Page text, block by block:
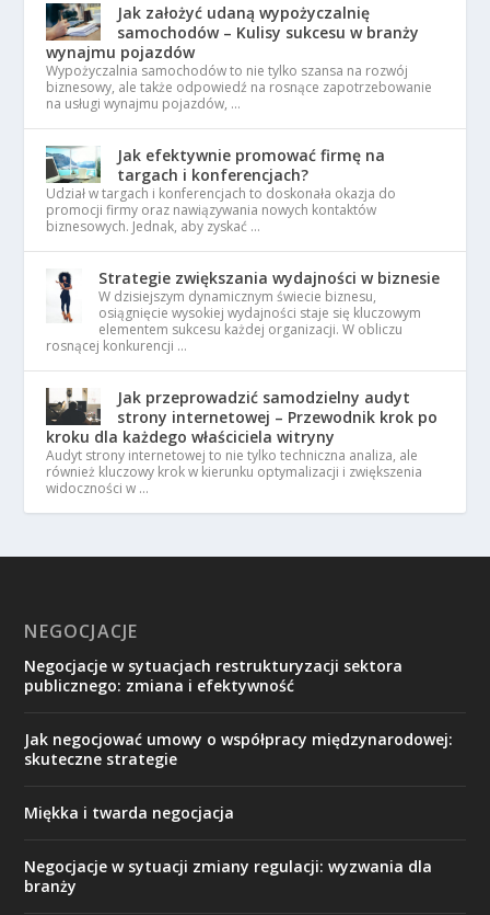
Jak założyć udaną wypożyczalnię
samochodów – Kulisy sukcesu w branży
wynajmu pojazdów
Wypożyczalnia samochodów to nie tylko szansa na rozwój
biznesowy, ale także odpowiedź na rosnące zapotrzebowanie
na usługi wynajmu pojazdów, …
Jak efektywnie promować firmę na
targach i konferencjach?
Udział w targach i konferencjach to doskonała okazja do
promocji firmy oraz nawiązywania nowych kontaktów
biznesowych. Jednak, aby zyskać …
Strategie zwiększania wydajności w biznesie
W dzisiejszym dynamicznym świecie biznesu,
osiągnięcie wysokiej wydajności staje się kluczowym
elementem sukcesu każdej organizacji. W obliczu
rosnącej konkurencji …
Jak przeprowadzić samodzielny audyt
strony internetowej – Przewodnik krok po
kroku dla każdego właściciela witryny
Audyt strony internetowej to nie tylko techniczna analiza, ale
również kluczowy krok w kierunku optymalizacji i zwiększenia
widoczności w …
NEGOCJACJE
Negocjacje w sytuacjach restrukturyzacji sektora
publicznego: zmiana i efektywność
Jak negocjować umowy o współpracy międzynarodowej:
skuteczne strategie
Miękka i twarda negocjacja
Negocjacje w sytuacji zmiany regulacji: wyzwania dla
branży